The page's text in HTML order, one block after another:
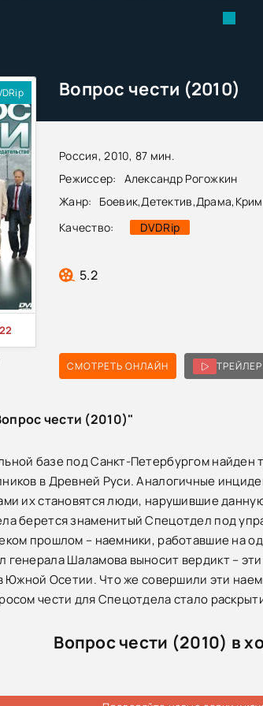
Вопрос чести (2010)
Россия, 2010, 87 мин.
Режиссер:
Александр Рогожкин
Жанр:
Боевик,Детектив,Драма,
Качество:
DVDRip
5.2
22
СМОТРЕТЬ ОНЛАЙН ТРЕЙЛЕР
чести (2010)"
базе под Санкт-Петербургом найден
в Древней Руси. Аналогичные
их становятся люди, нарушившие
берется знаменитый Спецотдел под
прошлом – наемники, работавшие на
генерала Шаламова выносит вердикт –
Южной Осетии. Что же совершили эти
чести для Спецотдела стало
Вопрос чести (2010) в